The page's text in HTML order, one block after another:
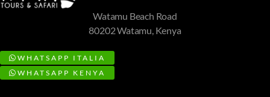
Watamu Beach Road
80202 Watamu, Kenya
WHATSAPP ITALIA
WHATSAPP KENYA